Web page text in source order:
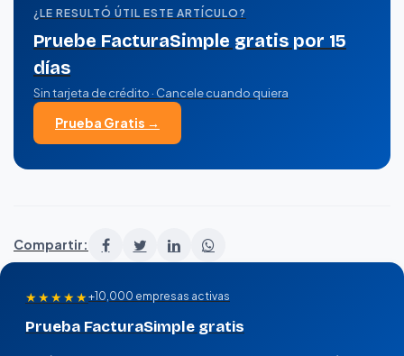
¿LE RESULTÓ ÚTIL ESTE ARTÍCULO?
Pruebe FacturaSimple gratis por 15
días
Sin tarjeta de crédito · Cancele cuando quiera
Prueba Gratis →
Compartir:
★★★★★+10,000 empresas activas
Prueba FacturaSimple gratis